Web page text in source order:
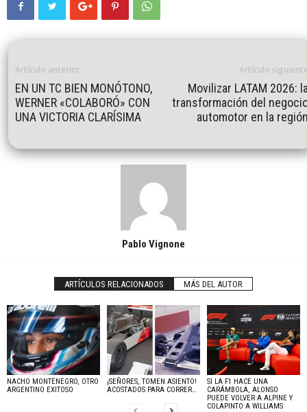
Artículo anterior
EN UN TC BIEN MONÓTONO,
WERNER «COLABORÓ» CON
UNA VICTORIA CLARÍSIMA
Artículo
Movilizar LATAM 2026:
transformación del
automotor en la
Pablo Vignone
ARTÍCULOS RELACIONADOS MÁS DEL AUTOR
NACHO MONTENEGRO, OTRO
ARGENTINO EXITOSO
¡SEÑORES, TOMEN ASIENTO!
ACOSTADOS PARA CORRER…
SI LA F1 HACE UNA
CARÁMBOLA, ALONSO
PUEDE VOLVER A ALPINE Y
COLAPINTO A WILLIAMS